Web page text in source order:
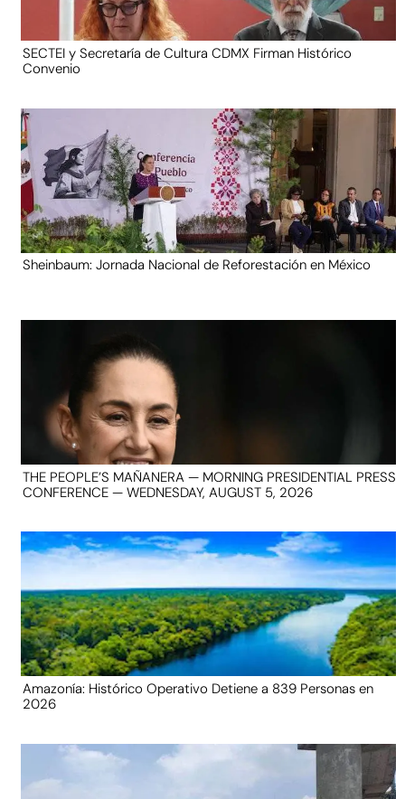
SECTEI y Secretaría de Cultura CDMX Firman Histórico
Convenio
Sheinbaum: Jornada Nacional de Reforestación en México
THE PEOPLE’S MAÑANERA — MORNING PRESIDENTIAL PRESS
CONFERENCE — WEDNESDAY, AUGUST 5, 2026
Amazonía: Histórico Operativo Detiene a 839 Personas en
2026